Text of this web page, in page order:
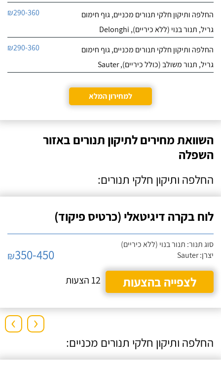
החלפה ותיקון חלקי תנורים מכניים, גוף חימום
גריל, תנור בנוי (ללא כיריים), Delonghi
₪290-360
החלפה ותיקון חלקי תנורים מכניים, גוף חימום
גריל, תנור משולב (כולל כיריים), Sauter
₪290-360
למחירון המלא
השוואת מחירים לתיקון תנורים באזור
השפלה
החלפה ותיקון חלקי תנורים:
לוח בקרה דיגיטאלי (כרטיס פיקוד)
סוג תנור: תנור בנוי (ללא כיריים)
יצרן: Sauter
₪350-450
לצפייה בהצעות
12 הצעות
› ‹
החלפה ותיקון חלקי תנורים מכניים: